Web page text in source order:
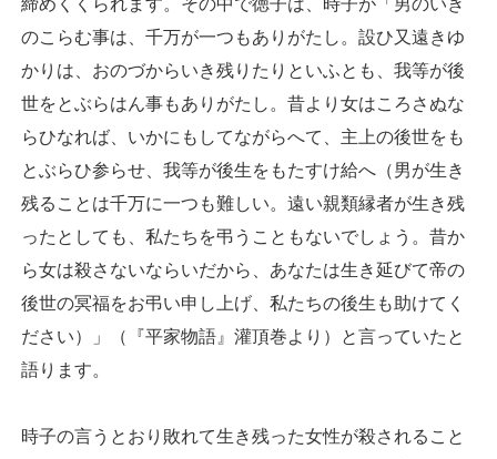
締めくくられます。その中で徳子は、時子が「男のいき
のこらむ事は、千万が一つもありがたし。設ひ又遠きゆ
かりは、おのづからいき残りたりといふとも、我等が後
世をとぶらはん事もありがたし。昔より女はころさぬな
らひなれば、いかにもしてながらへて、主上の後世をも
とぶらひ参らせ、我等が後生をもたすけ給へ（男が生き
残ることは千万に一つも難しい。遠い親類縁者が生き残
ったとしても、私たちを弔うこともないでしょう。昔か
ら女は殺さないならいだから、あなたは生き延びて帝の
後世の冥福をお弔い申し上げ、私たちの後生も助けてく
ださい）」（『平家物語』灌頂巻より）と言っていたと
語ります。
時子の言うとおり敗れて生き残った女性が殺されること